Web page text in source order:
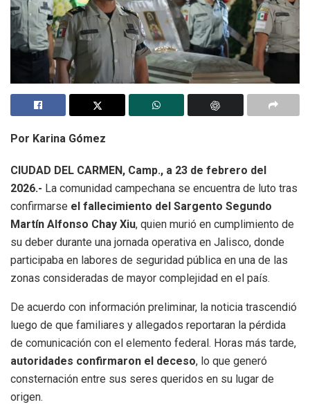
Por Karina Gómez
CIUDAD DEL CARMEN, Camp., a 23 de febrero del
2026.- La comunidad campechana se encuentra de luto tras
confirmarse el fallecimiento del Sargento Segundo
Martín Alfonso Chay Xiu, quien murió en cumplimiento de
su deber durante una jornada operativa en Jalisco, donde
participaba en labores de seguridad pública en una de las
zonas consideradas de mayor complejidad en el país.
De acuerdo con información preliminar, la noticia trascendió
luego de que familiares y allegados reportaran la pérdida
de comunicación con el elemento federal. Horas más tarde,
autoridades confirmaron el deceso, lo que generó
consternación entre sus seres queridos en su lugar de
origen.